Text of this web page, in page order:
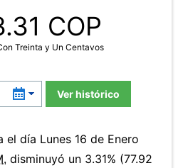
COP
Treinta y Un Centavos
Ver histórico
día Lunes 16 de Enero
disminuyó un 3.31% (77.92